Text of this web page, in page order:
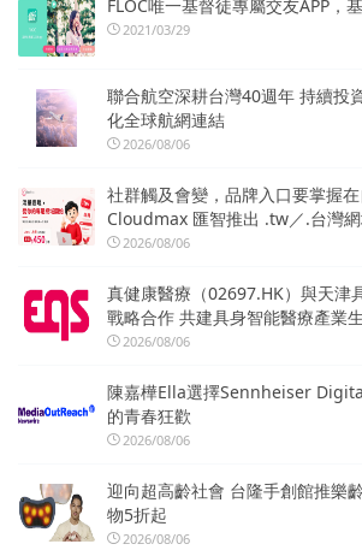
FLOC唯一基督徒專屬交友APP，
2021/03/29
聯合航空深耕台灣40週年 持續投
化全球航網連結
2026/08/06
社群觸及會變，品牌入口要掌握在
Cloudmax 匯智推出 .tw／.台灣
2026/08/06
真健康醫療（02697.HK）與天津
戰略合作 共建具身智能醫療產業
2026/08/06
陳嘉樺Ella選擇Sennheiser
的青春狂歡
2026/08/06
迎向超高齡社會 台隆手創館推樂
物5折起
2026/08/06